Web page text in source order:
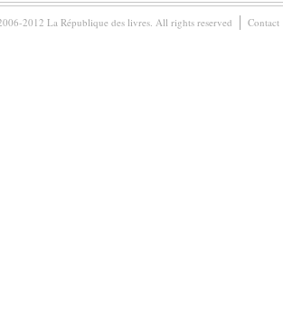
2012 La République des livres. All rights reserved Contact